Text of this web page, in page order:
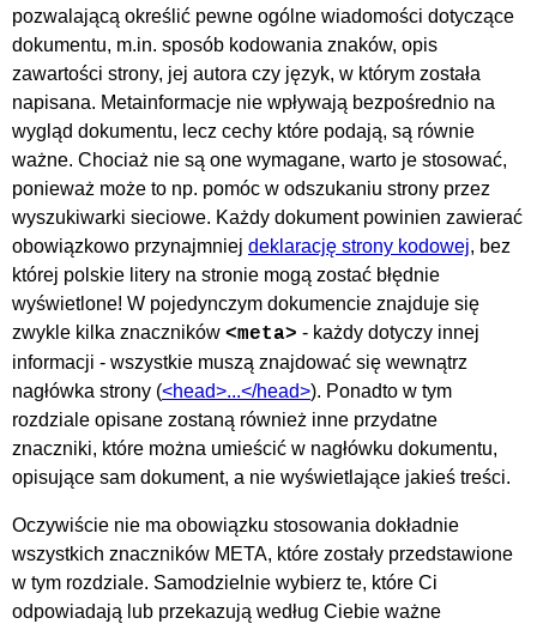
pozwalającą określić pewne ogólne wiadomości dotyczące
dokumentu, m.in. sposób kodowania znaków, opis
zawartości strony, jej autora czy język, w którym została
napisana. Metainformacje nie wpływają bezpośrednio na
wygląd dokumentu, lecz cechy które podają, są równie
ważne. Chociaż nie są one wymagane, warto je stosować,
ponieważ może to np. pomóc w odszukaniu strony przez
wyszukiwarki sieciowe. Każdy dokument powinien zawierać
obowiązkowo przynajmniej deklarację strony kodowej, bez
której polskie litery na stronie mogą zostać błędnie
wyświetlone! W pojedynczym dokumencie znajduje się
zwykle kilka znaczników <meta> - każdy dotyczy innej
informacji - wszystkie muszą znajdować się wewnątrz
nagłówka strony (<head>...</head>). Ponadto w tym
rozdziale opisane zostaną również inne przydatne
znaczniki, które można umieścić w nagłówku dokumentu,
opisujące sam dokument, a nie wyświetlające jakieś treści.
Oczywiście nie ma obowiązku stosowania dokładnie
wszystkich znaczników META, które zostały przedstawione
w tym rozdziale. Samodzielnie wybierz te, które Ci
odpowiadają lub przekazują według Ciebie ważne